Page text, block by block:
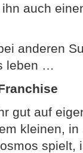
auch
anderen
leben …
gut auf
kleinen, in
spielt,